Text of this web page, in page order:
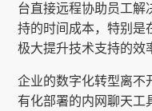
台直接远程协助员工解
持的时间成本，特别是
极大提升技术支持的效
企业的数字化转型离不
有化部署的内网聊天工